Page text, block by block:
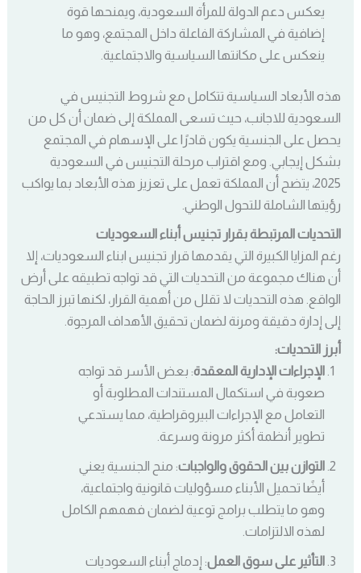
يعكس دعم الدولة للمرأة السعودية، ويمنحها قوة
إضافية في المشاركة الفاعلة داخل المجتمع، وهو ما
ينعكس على مكانتها السياسية والاجتماعية.
هذه الأبعاد السياسية تتكامل مع شروط التجنيس في
السعودية للاجانب، حيث تسعى المملكة إلى ضمان أن كل من
يحصل على الجنسية يكون قادرًا على الإسهام في المجتمع
بشكل إيجابي. ومع اقتراب مرحلة التجنيس في السعودية
2025، يتضح أن المملكة تعمل على تعزيز هذه الأبعاد بما يواكب
رؤيتها الشاملة للتحول الوطني.
التحديات المرتبطة بقرار تجنيس أبناء السعوديات
رغم المزايا الكبيرة التي يقدمها قرار تجنيس ابناء السعوديات، إلا
أن هناك مجموعة من التحديات التي قد تواجه تطبيقه على أرض
الواقع. هذه التحديات لا تقلل من أهمية القرار، لكنها تبرز الحاجة
إلى إدارة دقيقة ومرنة لضمان تحقيق الأهداف المرجوة.
أبرز التحديات:
الإجراءات الإدارية المعقدة: بعض الأسر قد تواجه
صعوبة في استكمال المستندات المطلوبة أو
التعامل مع الإجراءات البيروقراطية، مما يستدعي
تطوير أنظمة أكثر مرونة وسرعة.
التوازن بين الحقوق والواجبات: منح الجنسية يعني
أيضًا تحميل الأبناء مسؤوليات قانونية واجتماعية،
وهو ما يتطلب برامج توعية لضمان فهمهم الكامل
لهذه الالتزامات.
التأثير على سوق العمل: إدماج أبناء السعوديات